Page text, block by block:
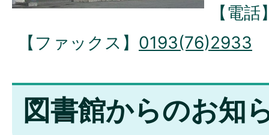
【電話
【ファックス】 0193(76)2933
図書館からのお知